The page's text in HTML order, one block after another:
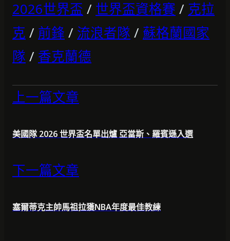
2026世界盃 / 世界盃資格賽 / 克拉
克 / 前鋒 / 流浪者隊 / 蘇格蘭國家
隊 / 香克蘭德
上一篇文章
美國隊 2026 世界盃名單出爐 亞當斯、羅賓遜入選
下一篇文章
塞爾蒂克主帥馬祖拉獲NBA年度最佳教練